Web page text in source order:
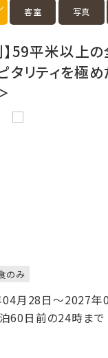
客室 写真
】59平米以上
リティを極め
のみ
04月28日～2027年
60日前の24時まで